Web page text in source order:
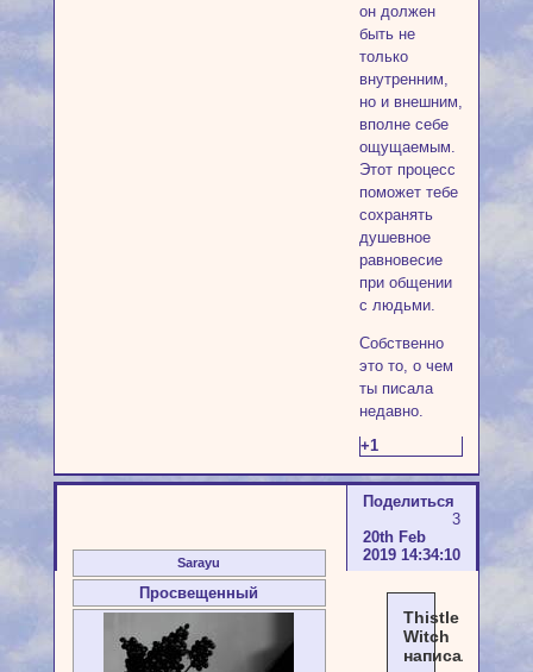
он должен
быть не
только
внутренним,
но и внешним,
вполне себе
ощущаемым.
Этот процесс
поможет тебе
сохранять
душевное
равновесие
при общении
с людьми.
Собственно
это то, о чем
ты писала
недавно.
+1
Поделиться
3
20th Feb
2019 14:34:10
Sarayu
Просвещенный
Thistle
Witch
написал(а):